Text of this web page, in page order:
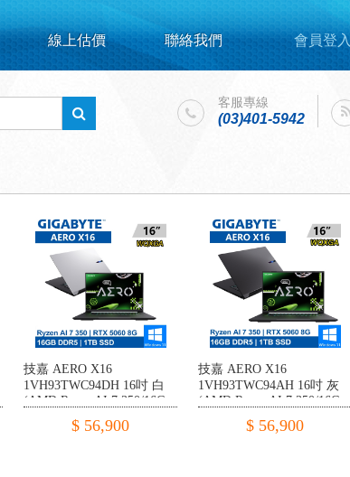
線上估價 聯絡我們 會員登入
客服專線
(03)401-5942
技嘉 AERO X16
1VH93TWC94DH 16吋 白
(AMD Ryzen AI 7 350/16G
$ 56,900
技嘉 AERO X16
1VH93TWC94AH 16吋 灰
(AMD Ryzen AI 7 350/16G
$ 56,900